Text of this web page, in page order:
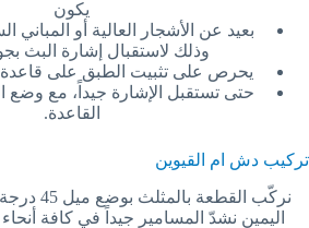
يكون
بعيد عن الأشجار العالية أو المباني
وذلك لاستقبال إشارة البث
يحرص على تثبيت الطبق على قاعدة
حتى تستقبل الإشارة جيداً، مع وضع
القاعدة.
تركيب دش ام القيوين
نركّب القطعة
اليمين نشدّ المسامير جيداً في كافة